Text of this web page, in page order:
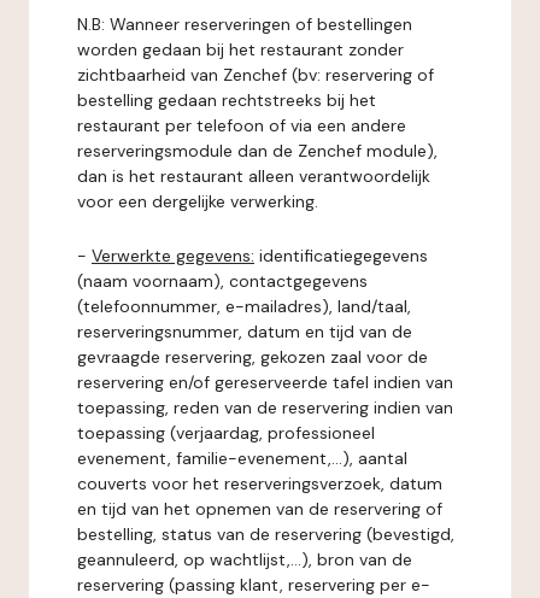
N.B: Wanneer reserveringen of bestellingen
worden gedaan bij het restaurant zonder
zichtbaarheid van Zenchef (bv: reservering of
bestelling gedaan rechtstreeks bij het
restaurant per telefoon of via een andere
reserveringsmodule dan de Zenchef module),
dan is het restaurant alleen verantwoordelijk
voor een dergelijke verwerking.
- Verwerkte gegevens: identificatiegegevens
(naam voornaam), contactgegevens
(telefoonnummer, e-mailadres), land/taal,
reserveringsnummer, datum en tijd van de
gevraagde reservering, gekozen zaal voor de
reservering en/of gereserveerde tafel indien van
toepassing, reden van de reservering indien van
toepassing (verjaardag, professioneel
evenement, familie-evenement,...), aantal
couverts voor het reserveringsverzoek, datum
en tijd van het opnemen van de reservering of
bestelling, status van de reservering (bevestigd,
geannuleerd, op wachtlijst,...), bron van de
reservering (passing klant, reservering per e-